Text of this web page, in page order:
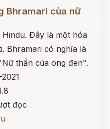
Bhramari của nữ
Đây là một hóa
Bhramari có nghĩa là
thần của ong đen".
đọc